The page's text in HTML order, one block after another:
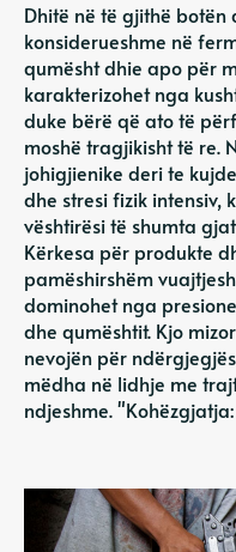
Dhitë në të gjithë botën
konsiderueshme në
qumësht dhie apo për
karakterizohet nga
duke bërë që ato të
moshë tragjikisht të re.
johigjienike deri te
dhe stresi fizik intensiv,
vështirësi të shumta
Kërkesa për produkte
pamëshirshëm
dominohet nga
dhe qumështit. Kjo
nevojën për
mëdha në lidhje me
ndjeshme. "Kohëzgjatja: